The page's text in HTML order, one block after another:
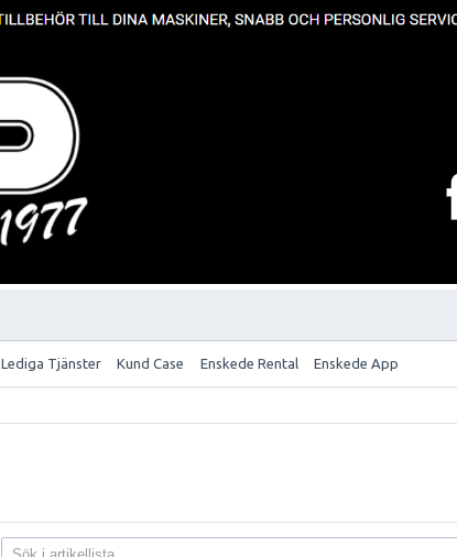
Lediga Tjänster Kund Case Enskede Rental Enskede App